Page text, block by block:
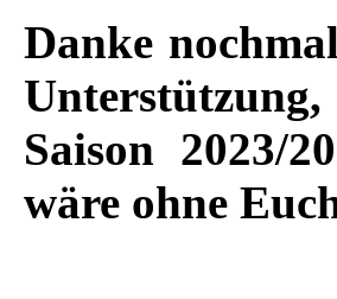
Danke
Saison 2023/
wäre ohne